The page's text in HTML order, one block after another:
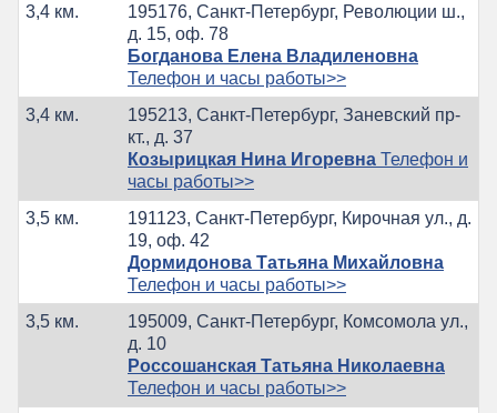
3,4 км.
195176, Санкт-Петербург, Революции ш.,
д. 15, оф. 78
Богданова Елена Владиленовна
Телефон и часы работы>>
3,4 км.
195213, Санкт-Петербург, Заневский пр-
кт., д. 37
Козырицкая Нина Игоревна Телефон и
часы работы>>
3,5 км.
191123, Санкт-Петербург, Кирочная ул., д.
19, оф. 42
Дормидонова Татьяна Михайловна
Телефон и часы работы>>
3,5 км.
195009, Санкт-Петербург, Комсомола ул.,
д. 10
Россошанская Татьяна Николаевна
Телефон и часы работы>>